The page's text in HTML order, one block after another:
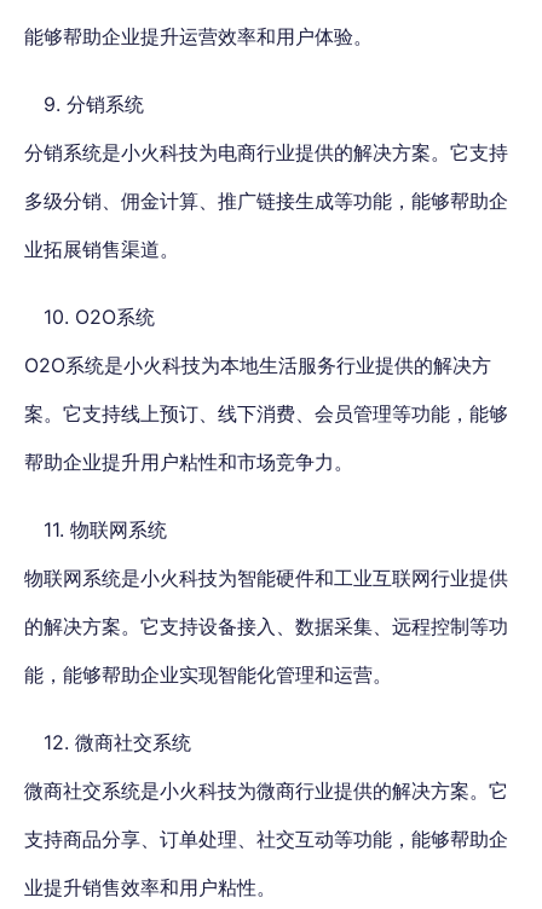
能够帮助企业提升运营效率和用户体验。
9. 分销系统
分销系统是小火科技为电商行业提供的解决方案。它支持
多级分销、佣金计算、推广链接生成等功能，能够帮助企
业拓展销售渠道。
10. O2O系统
O2O系统是小火科技为本地生活服务行业提供的解决方
案。它支持线上预订、线下消费、会员管理等功能，能够
帮助企业提升用户粘性和市场竞争力。
11. 物联网系统
物联网系统是小火科技为智能硬件和工业互联网行业提供
的解决方案。它支持设备接入、数据采集、远程控制等功
能，能够帮助企业实现智能化管理和运营。
12. 微商社交系统
微商社交系统是小火科技为微商行业提供的解决方案。它
支持商品分享、订单处理、社交互动等功能，能够帮助企
业提升销售效率和用户粘性。